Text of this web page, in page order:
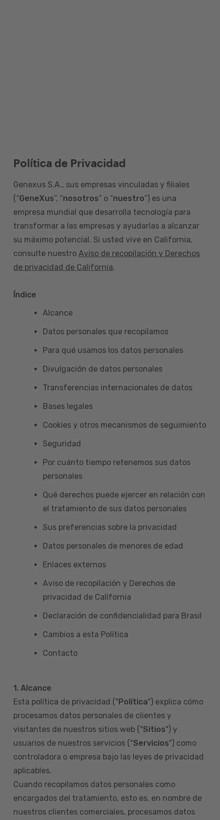
Política de Privacidad
Genexus S.A., sus empresas vinculadas y filiales
(“GeneXus”, “nosotros” o “nuestro”) es una
empresa mundial que desarrolla tecnología para
transformar a las empresas y ayudarlas a alcanzar
su máximo potencial. Si usted vive en California,
consulte nuestro Aviso de recopilación y Derechos
de privacidad de California.
Índice
Alcance
Datos personales que recopilamos
Para qué usamos los datos personales
Divulgación de datos personales
Transferencias internacionales de datos
Bases legales
Cookies y otros mecanismos de seguimiento
Seguridad
Por cuánto tiempo retenemos sus datos
personales
Qué derechos puede ejercer en relación con
el tratamiento de sus datos personales
Sus preferencias sobre la privacidad
Datos personales de menores de edad
Enlaces externos
Aviso de recopilación y Derechos de
privacidad de California
Declaración de confidencialidad para Brasil
Cambios a esta Política
Contacto
1. Alcance
Esta política de privacidad ("Política") explica cómo
procesamos datos personales de clientes y
visitantes de nuestros sitios web ("Sitios") y
usuarios de nuestros servicios ("Servicios") como
controladora o empresa bajo las leyes de privacidad
aplicables.
Cuando recopilamos datos personales como
encargados del tratamiento, esto es, en nombre de
nuestros clientes comerciales, procesamos datos